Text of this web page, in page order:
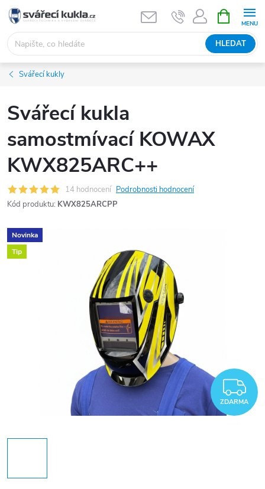
Přejít na obsah
HLEDAT
Svářecí kukly
Svářecí kukla
samostmívací KOWAX
KWX825ARC++
14 hodnocení Podrobnosti hodnocení
Kód produktu: KWX825ARCPP
Novinka
Tip
ZDARMA